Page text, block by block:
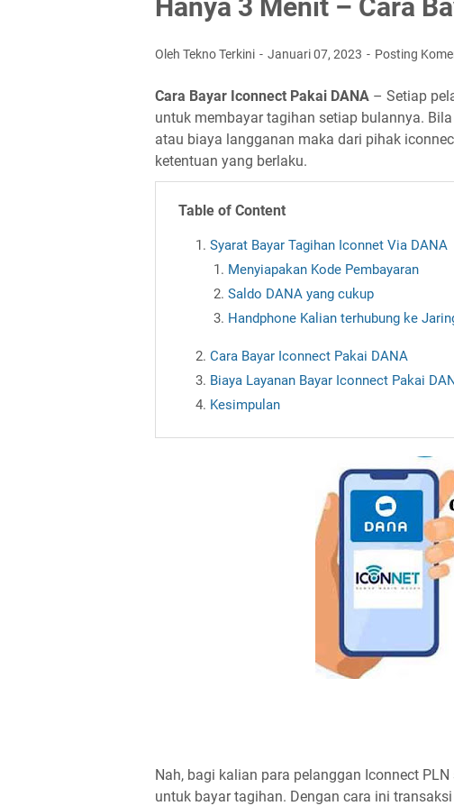
Hanya 3 Menit – Cara
Oleh Tekno Terkini Januari 07, 2023 Posting
Cara Bayar Iconnect Pakai DANA – Setiap
untuk membayar tagihan setiap bulannya.
atau biaya langganan maka dari pihak
ketentuan yang berlaku.
Table of Content
Syarat Bayar Tagihan Iconnet Via DANA
Menyiapakan Kode Pembayaran
Saldo DANA yang cukup
Handphone Kalian terhubung ke
Cara Bayar Iconnect Pakai DANA
Biaya Layanan Bayar Iconnect Pakai
Kesimpulan
Nah, bagi kalian para pelanggan Iconnect
untuk bayar tagihan. Dengan cara ini